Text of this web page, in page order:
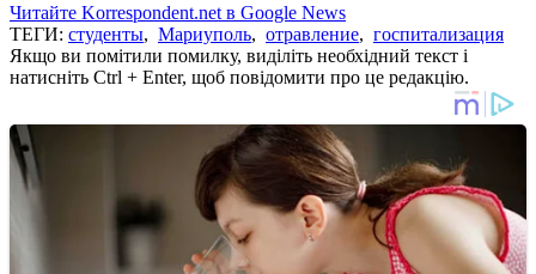
Читайте Korrespondent.net в Google News
ТЕГИ: студенты, Мариуполь, отравление, госпитализация
Якщо ви помітили помилку, виділіть необхідний текст і
натисніть Ctrl + Enter, щоб повідомити про це редакцію.